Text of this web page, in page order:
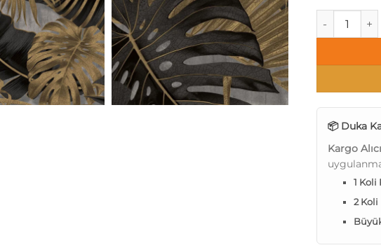
Duka
📦 Duka
Kargo
1 Koli
2 Koli